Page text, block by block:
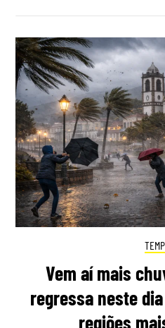
Vem aí mais
regressa neste
regiões